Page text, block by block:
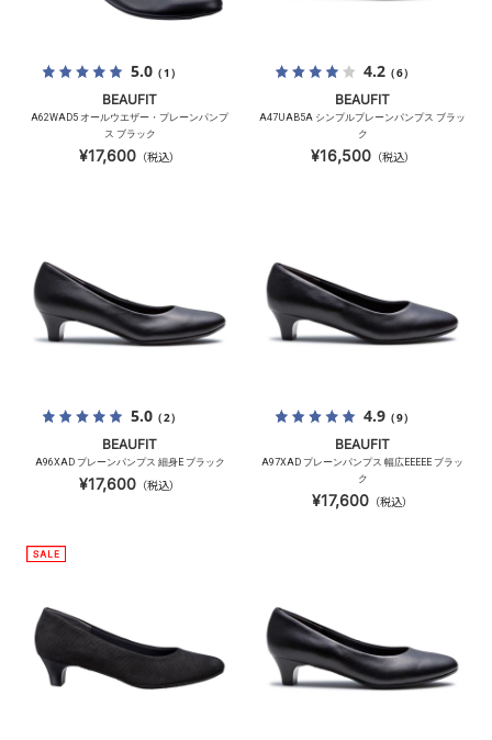
5.0（1）
BEAUFIT
A62WAD5 オールウエザー・プレーンパンプ
ス ブラック
¥17,600 （税込）
4.2（6）
BEAUFIT
A47UAB5A シンプルプレーンパンプス ブラッ
ク
¥16,500（税込）
5.0（2）
BEAUFIT
A96XAD プレーンパンプス 細身E ブラック
¥17,600 （税込）
4.9（9）
BEAUFIT
A97XAD プレーンパンプス 幅広EEEEE ブラッ
ク
¥17,600 （税込）